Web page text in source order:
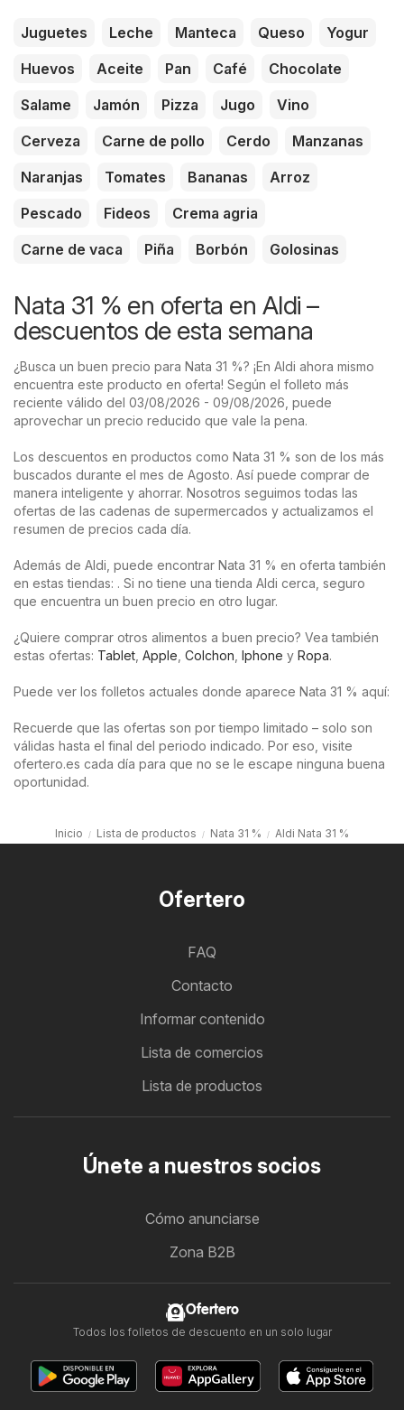
Juguetes Leche Manteca Queso
Yogur
Huevos
Aceite Pan Café
Chocolate
Salame
Jamón Pizza Jugo
Vino
Cerveza
Carne de pollo Cerdo
Manzanas
Naranjas
Tomates Bananas
Arroz
Pescado
Fideos
Crema agria
Carne de vaca
Piña Borbón Golosinas
Nata 31 % en oferta en Aldi –
descuentos de esta semana
¿Busca un buen precio para Nata 31 %? ¡En Aldi ahora mismo
encuentra este producto en oferta! Según el folleto más
reciente válido del 03/08/2026 - 09/08/2026, puede
aprovechar un precio reducido que vale la pena.
Los descuentos en productos como Nata 31 % son de los más
buscados durante el mes de Agosto. Así puede comprar de
manera inteligente y ahorrar. Nosotros seguimos todas las
ofertas de las cadenas de supermercados y actualizamos el
resumen de precios cada día.
Además de Aldi, puede encontrar Nata 31 % en oferta también
en estas tiendas: . Si no tiene una tienda Aldi cerca, seguro
que encuentra un buen precio en otro lugar.
¿Quiere comprar otros alimentos a buen precio? Vea también
estas ofertas: Tablet Apple Colchon Iphone y Ropa.
Puede ver los folletos actuales donde aparece Nata 31 % aquí:
Recuerde que las ofertas son por tiempo limitado – solo son
válidas hasta el final del periodo indicado. Por eso, visite
ofertero.es cada día para que no se le escape ninguna buena
oportunidad.
Inicio Lista de productos Nata 31 % Aldi Nata 31 %
Ofertero
FAQ
Contacto
Informar contenido
Lista de comercios
Lista de productos
Únete a nuestros socios
Cómo anunciarse
Zona B2B
Ofertero
Todos los folletos de descuento en un solo lugar